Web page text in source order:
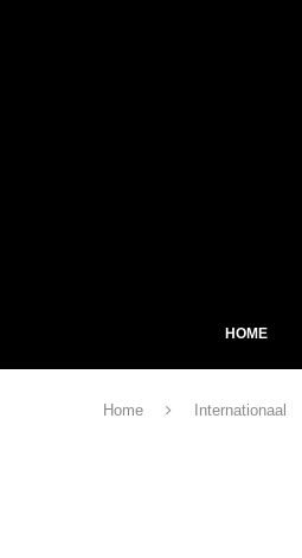
HOME
Home Internationaal